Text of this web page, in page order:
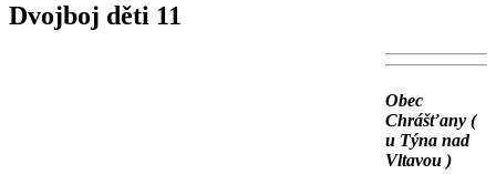
Dvojboj děti 11
Obec
Chrášťany (
u Týna nad
Vltavou )